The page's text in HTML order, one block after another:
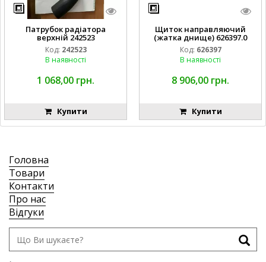
Патрубок радіатора
верхній 242523
Код: 242523
В наявності
1 068,00 грн.
Купити
Щиток направляючий
(жатка днище) 626397.0
Код: 626397
В наявності
8 906,00 грн.
Купити
Головна
Товари
Контакти
Про нас
Відгуки